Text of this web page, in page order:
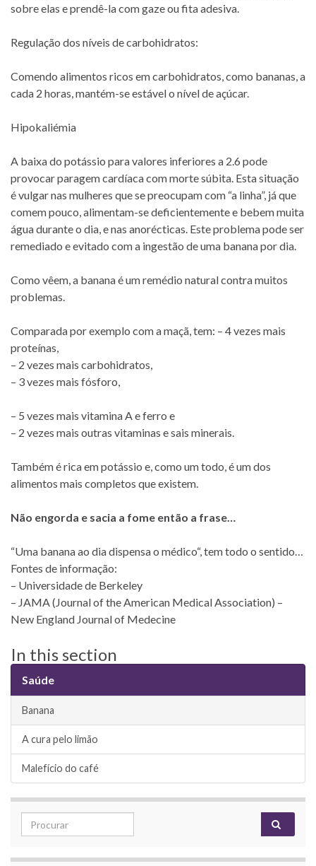
sobre elas e prendê-la com gaze ou fita adesiva.
Regulação dos níveis de carbohidratos:
Comendo alimentos ricos em carbohidratos, como bananas, a
cada 2 horas, mantém-se estável o nível de açúcar.
Hipokaliémia
A baixa do potássio para valores inferiores a 2.6 pode
provocar paragem cardíaca com morte súbita. Esta situação
é vulgar nas mulheres que se preocupam com “a linha”, já que
comem pouco, alimentam-se deficientemente e bebem muita
água durante o dia, e nas anorécticas. Este problema pode ser
remediado e evitado com a ingestão de uma banana por dia.
Como vêem, a banana é um remédio natural contra muitos
problemas.
Comparada por exemplo com a maçã, tem: – 4 vezes mais
proteínas,
– 2 vezes mais carbohidratos,
– 3 vezes mais fósforo,
– 5 vezes mais vitamina A e ferro e
– 2 vezes mais outras vitaminas e sais minerais.
Também é rica em potássio e, como um todo, é um dos
alimentos mais completos que existem.
Não engorda e sacia a fome então a frase…
“Uma banana ao dia dispensa o médico“, tem todo o sentido…
Fontes de informação:
– Universidade de Berkeley
– JAMA (Journal of the American Medical Association) –
New England Journal of Medecine
In this section
Saúde
Banana
A cura pelo limão
Malefício do café
Search for: